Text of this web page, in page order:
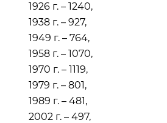
1926 г. – 1240,
1938 г. – 927,
1949 г. – 764,
1958 г. – 1070,
1970 г. – 1119,
1979 г. – 801,
1989 г. – 481,
2002 г. – 497,